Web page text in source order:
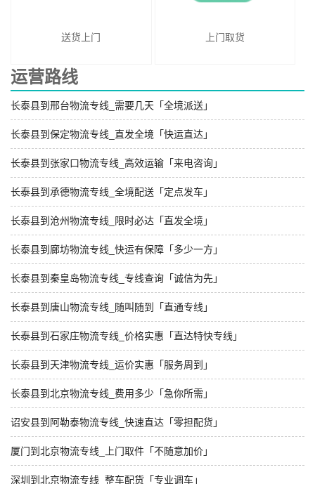
送货上门 上门取货
运营路线
长泰县到邢台物流专线_需要几天「全境派送」
长泰县到保定物流专线_直发全境「快运直达」
长泰县到张家口物流专线_高效运输「来电咨询」
长泰县到承德物流专线_全境配送「定点发车」
长泰县到沧州物流专线_限时必达「直发全境」
长泰县到廊坊物流专线_快运有保障「多少一方」
长泰县到秦皇岛物流专线_专线查询「诚信为先」
长泰县到唐山物流专线_随叫随到「直通专线」
长泰县到石家庄物流专线_价格实惠「直达特快专线」
长泰县到天津物流专线_运价实惠「服务周到」
长泰县到北京物流专线_费用多少「急你所需」
诏安县到阿勒泰物流专线_快速直达「零担配货」
厦门到北京物流专线_上门取件「不随意加价」
深圳到北京物流专线_整车配货「专业调车」